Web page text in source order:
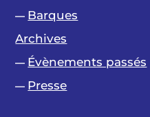
— Barques
Archives
— Évènements passés
— Presse